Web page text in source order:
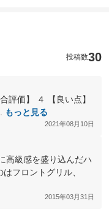
投稿数30
評価】 ４ 【良い点】
もっと見る
2021年08月10日
高級感を盛り込んだハ
フロントグリル、
2015年03月31日